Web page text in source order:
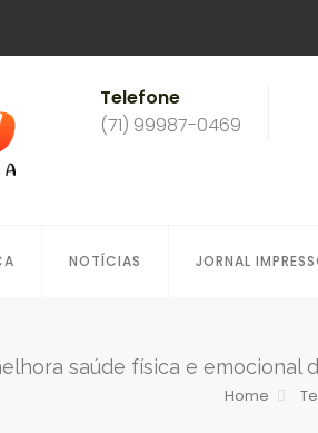
Telefone
(71) 99987-0469
NOTÍCIAS JORNAL
saúde física e emocional
Home